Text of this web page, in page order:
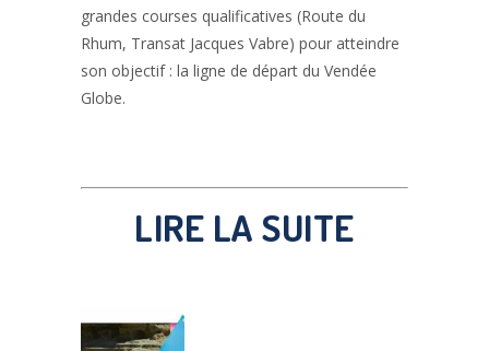
grandes courses qualificatives (Route du
Rhum, Transat Jacques Vabre) pour atteindre
son objectif : la ligne de départ du Vendée
Globe.
LIRE LA SUITE